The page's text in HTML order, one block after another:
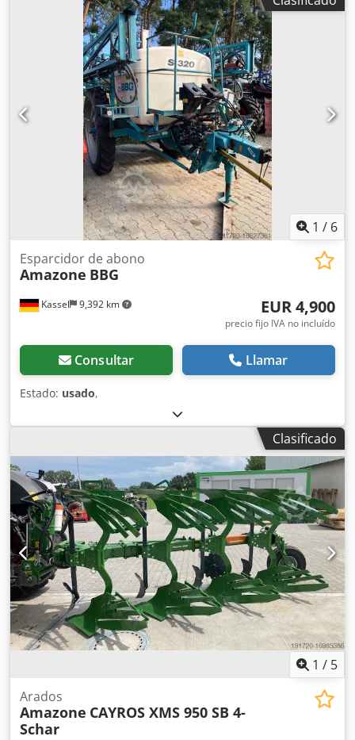
montaje para unidades básicas ZA, toma de fuerza con
acoplamiento de fricción, guardabarros L y escaleras,
iluminación LED trasera. Crsdpfxjt Dwibe Ahtef
1 / 6
Kassel 9,392 km
Esparcidor de abono
Amazone BBG
EUR 4,900
precio fijo IVA no incluído
Consultar Llamar
Estado: usado,
Clasificado
1 / 5
Arados
Amazone CAYROS XMS 950 SB 4-
Schar